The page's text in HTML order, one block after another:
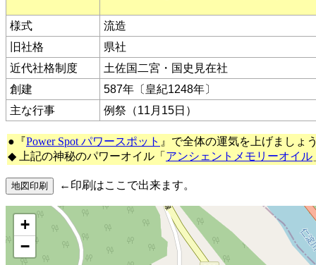
様式
流造
旧社格
県社
近代社格制度
土佐国二宮・国史見在社
創建
587年〔皇紀1248年〕
主な行事
例祭（11月15日）
●『Power Spot パワースポット 』で全体の運気を上げましょ
◆ 上記の神秘のパワーオイル「 アンシェントメモリーオイル
←印刷はここで出来ます。
+
−